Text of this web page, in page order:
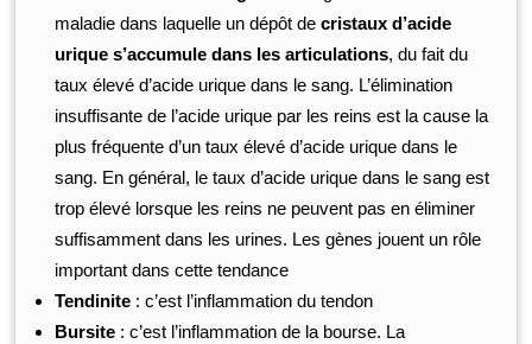
maladie dans laquelle un dépôt decristaux d’acide
urique s’accumule dans les articulations, du fait du
taux élevé d’acide urique dans le sang. L’élimination
insuffisante de l’acide urique par les reins est la cause la
plus fréquente d’un taux élevé d’acide urique dans le
sang. En général, le taux d’acide urique dans le sang est
trop élevé lorsque les reins ne peuvent pas en éliminer
suffisamment dans les urines. Les gènes jouent un rôle
important dans cette tendance
Tendinite : c’est l’inflammation du tendon
Bursite : c’est l’inflammation de la bourse. La